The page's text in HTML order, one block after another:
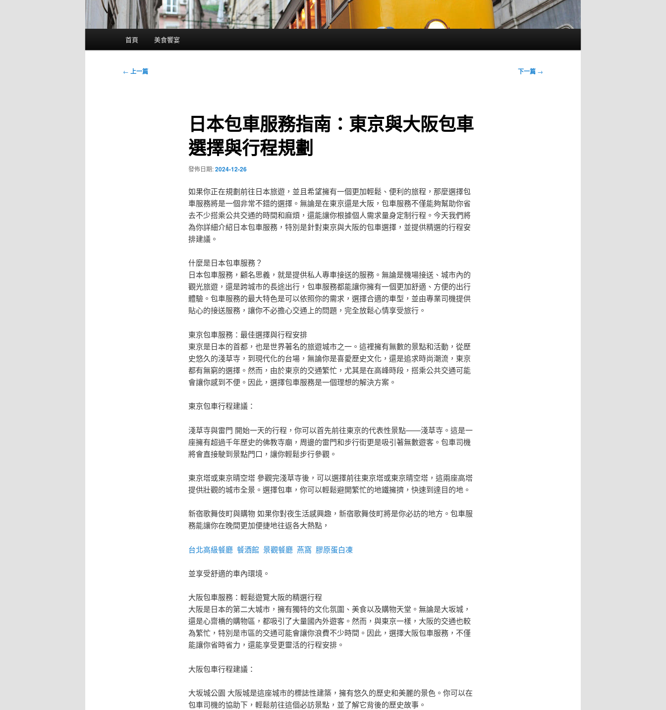
首頁 美食饗宴
文
← 上一篇 下一篇 →
日本包車服務指南：東京與大阪包車
選擇與行程規劃
發佈日期:2024-12-26
如果你正在規劃前往日本旅遊，並且希望擁有一個更加輕鬆、便利的旅程，那麼選擇包
車服務將是一個非常不錯的選擇。無論是在東京還是大阪，包車服務不僅能夠幫助你省
去不少搭乘公共交通的時間和麻煩，還能讓你根據個人需求量身定制行程。今天我們將
為你詳細介紹日本包車服務，特別是針對東京與大阪的包車選擇，並提供精選的行程安
排建議。
什麼是日本包車服務？
日本包車服務，顧名思義，就是提供私人專車接送的服務。無論是機場接送、城市內的
觀光旅遊，還是跨城市的長途出行，包車服務都能讓你擁有一個更加舒適、方便的出行
體驗。包車服務的最大特色是可以依照你的需求，選擇合適的車型，並由專業司機提供
貼心的接送服務，讓你不必擔心交通上的問題，完全放鬆心情享受旅行。
東京包車服務：最佳選擇與行程安排
東京是日本的首都，也是世界著名的旅遊城市之一。這裡擁有無數的景點和活動，從歷
史悠久的淺草寺，到現代化的台場，無論你是喜愛歷史文化，還是追求時尚潮流，東京
都有無窮的選擇。然而，由於東京的交通繁忙，尤其是在高峰時段，搭乘公共交通可能
會讓你感到不便。因此，選擇包車服務是一個理想的解決方案。
東京包車行程建議：
淺草寺與雷門 開始一天的行程，你可以首先前往東京的代表性景點——淺草寺。這是一
座擁有超過千年歷史的佛教寺廟，周邊的雷門和步行街更是吸引著無數遊客。包車司機
將會直接駛到景點門口，讓你輕鬆步行參觀。
東京塔或東京晴空塔 參觀完淺草寺後，可以選擇前往東京塔或東京晴空塔，這兩座高塔
提供壯觀的城市全景。選擇包車，你可以輕鬆避開繁忙的地鐵擁擠，快速到達目的地。
新宿歌舞伎町與購物 如果你對夜生活感興趣，新宿歌舞伎町將是你必訪的地方。包車服
務能讓你在晚間更加便捷地往返各大熱點，
台北高級餐廳 餐酒館 景觀餐廳 燕窩 膠原蛋白凍
並享受舒適的車內環境。
大阪包車服務：輕鬆遊覽大阪的精選行程
大阪是日本的第二大城市，擁有獨特的文化氛圍、美食以及購物天堂。無論是大坂城，
還是心齋橋的購物區，都吸引了大量國內外遊客。然而，與東京一樣，大阪的交通也較
為繁忙，特別是市區的交通可能會讓你浪費不少時間。因此，選擇大阪包車服務，不僅
能讓你省時省力，還能享受更靈活的行程安排。
大阪包車行程建議：
大坂城公園 大阪城是這座城市的標誌性建築，擁有悠久的歷史和美麗的景色。你可以在
包車司機的協助下，輕鬆前往這個必訪景點，並了解它背後的歷史故事。